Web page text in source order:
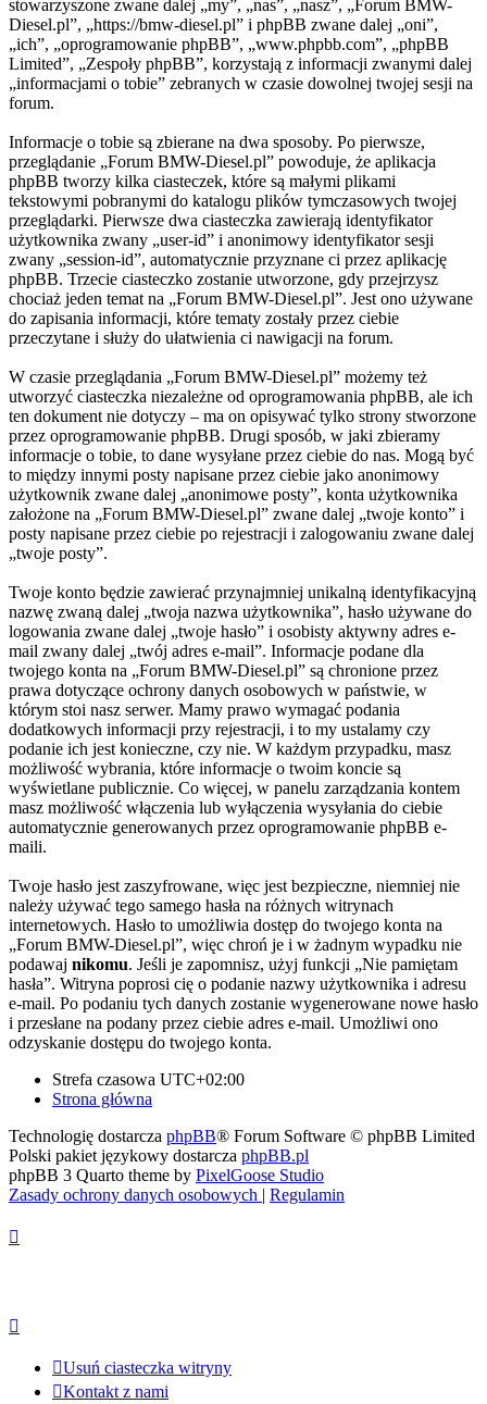
stowarzyszone zwane dalej „my”, „nas”, „nasz”, „Forum BMW-
Diesel.pl”, „https://bmw-diesel.pl” i phpBB zwane dalej „oni”,
„ich”, „oprogramowanie phpBB”, „www.phpbb.com”, „phpBB
Limited”, „Zespoły phpBB”, korzystają z informacji zwanymi dalej
„informacjami o tobie” zebranych w czasie dowolnej twojej sesji na
forum.
Informacje o tobie są zbierane na dwa sposoby. Po pierwsze,
przeglądanie „Forum BMW-Diesel.pl” powoduje, że aplikacja
phpBB tworzy kilka ciasteczek, które są małymi plikami
tekstowymi pobranymi do katalogu plików tymczasowych twojej
przeglądarki. Pierwsze dwa ciasteczka zawierają identyfikator
użytkownika zwany „user-id” i anonimowy identyfikator sesji
zwany „session-id”, automatycznie przyznane ci przez aplikację
phpBB. Trzecie ciasteczko zostanie utworzone, gdy przejrzysz
chociaż jeden temat na „Forum BMW-Diesel.pl”. Jest ono używane
do zapisania informacji, które tematy zostały przez ciebie
przeczytane i służy do ułatwienia ci nawigacji na forum.
W czasie przeglądania „Forum BMW-Diesel.pl” możemy też
utworzyć ciasteczka niezależne od oprogramowania phpBB, ale ich
ten dokument nie dotyczy – ma on opisywać tylko strony stworzone
przez oprogramowanie phpBB. Drugi sposób, w jaki zbieramy
informacje o tobie, to dane wysyłane przez ciebie do nas. Mogą być
to między innymi posty napisane przez ciebie jako anonimowy
użytkownik zwane dalej „anonimowe posty”, konta użytkownika
założone na „Forum BMW-Diesel.pl” zwane dalej „twoje konto” i
posty napisane przez ciebie po rejestracji i zalogowaniu zwane dalej
„twoje posty”.
Twoje konto będzie zawierać przynajmniej unikalną identyfikacyjną
nazwę zwaną dalej „twoja nazwa użytkownika”, hasło używane do
logowania zwane dalej „twoje hasło” i osobisty aktywny adres e-
mail zwany dalej „twój adres e-mail”. Informacje podane dla
twojego konta na „Forum BMW-Diesel.pl” są chronione przez
prawa dotyczące ochrony danych osobowych w państwie, w
którym stoi nasz serwer. Mamy prawo wymagać podania
dodatkowych informacji przy rejestracji, i to my ustalamy czy
podanie ich jest konieczne, czy nie. W każdym przypadku, masz
możliwość wybrania, które informacje o twoim koncie są
wyświetlane publicznie. Co więcej, w panelu zarządzania kontem
masz możliwość włączenia lub wyłączenia wysyłania do ciebie
automatycznie generowanych przez oprogramowanie phpBB e-
maili.
Twoje hasło jest zaszyfrowane, więc jest bezpieczne, niemniej nie
należy używać tego samego hasła na różnych witrynach
internetowych. Hasło to umożliwia dostęp do twojego konta na
„Forum BMW-Diesel.pl”, więc chroń je i w żadnym wypadku nie
podawaj nikomu. Jeśli je zapomnisz, użyj funkcji „Nie pamiętam
hasła”. Witryna poprosi cię o podanie nazwy użytkownika i adresu
e-mail. Po podaniu tych danych zostanie wygenerowane nowe hasło
i przesłane na podany przez ciebie adres e-mail. Umożliwi ono
odzyskanie dostępu do twojego konta.
Strefa czasowa UTC+02:00
Strona główna
Technologię dostarcza phpBB® Forum Software © phpBB Limited
Polski pakiet językowy dostarcza phpBB.pl
phpBB 3 Quarto theme by PixelGoose Studio
Zasady ochrony danych osobowych | Regulamin
Usuń ciasteczka witryny
Kontakt z nami